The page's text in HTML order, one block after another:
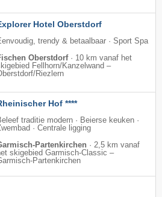
Hotel Oberstdorf
trendy & betaalbaar · Sport Spa
Oberstdorf· 10 km vanaf het
Fellhorn/​Kanzelwand –
​Riezlern
Hof ****
traditie modern · Beierse keuken ·
· Centrale ligging
Partenkirchen · 2,5 km vanaf
skigebied Garmisch-Classic –
Partenkirchen